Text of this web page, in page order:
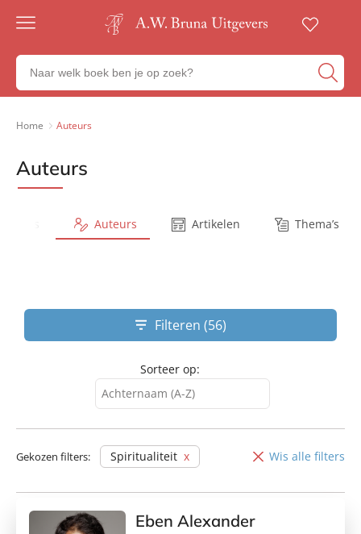
Gratis
23:00
besteld,
werkdag
Veilig
betalen
Zoeken
naar
boeken,
Home Auteurs
Auteurs
Auteurs Artikelen Thema’s
Filteren (56)
Sorteer op:
Achternaam (A-Z)
Achternaam (Z-A)
Voornaam (Z-A)
Gekozen filters: Spiritualiteit Wis alle filters
Eben Alexander